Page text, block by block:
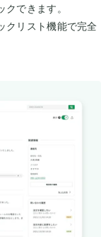
できます。
クリスト機能で完全